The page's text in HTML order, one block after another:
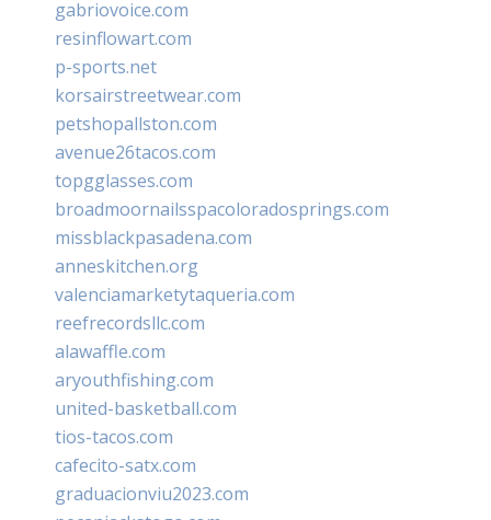
gabriovoice.com
resinflowart.com
p-sports.net
korsairstreetwear.com
petshopallston.com
avenue26tacos.com
topgglasses.com
broadmoornailsspacoloradosprings.com
missblackpasadena.com
anneskitchen.org
valenciamarketytaqueria.com
reefrecordsllc.com
alawaffle.com
aryouthfishing.com
united-basketball.com
tios-tacos.com
cafecito-satx.com
graduacionviu2023.com